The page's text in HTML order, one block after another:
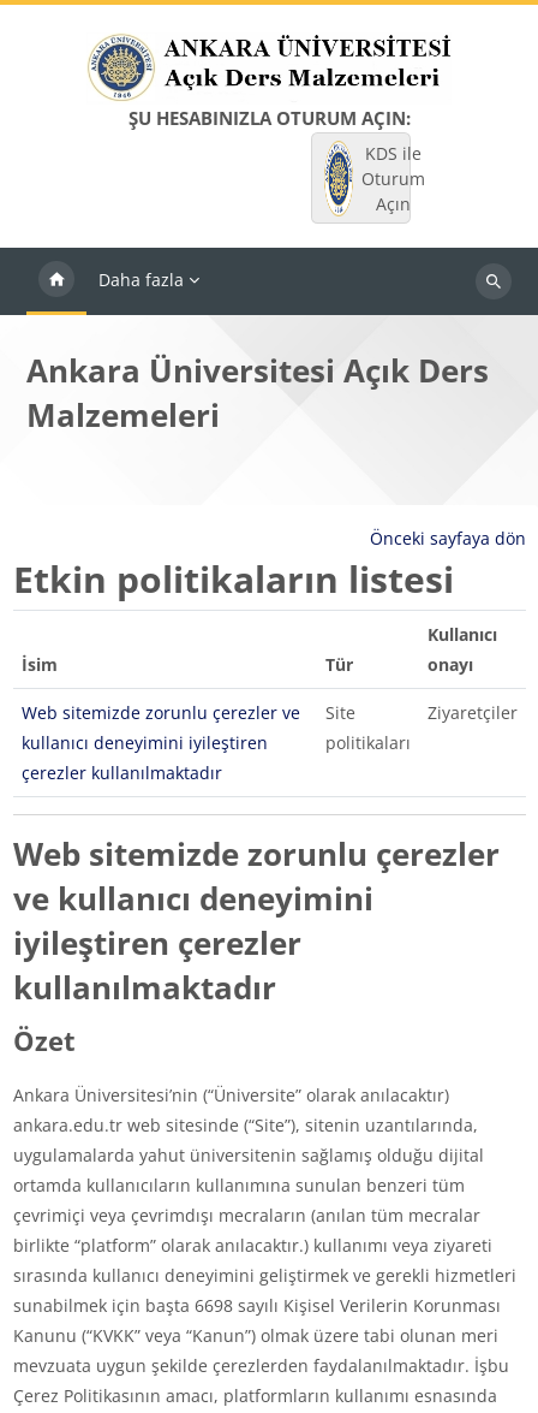
ŞU HESABINIZLA OTURUM AÇIN:
KDS ile
Oturum
Açın
Daha fazla
Dersleri
Ankara Üniversitesi Açık Ders
Malzemeleri
Önceki sayfaya dön
Etkin politikaların listesi
İsim Tür
Kullanıcı
onayı
Web sitemizde zorunlu çerezler ve
kullanıcı deneyimini iyileştiren
çerezler kullanılmaktadır
Site
politikaları
Ziyaretçiler
Web sitemizde zorunlu çerezler
ve kullanıcı deneyimini
iyileştiren çerezler
kullanılmaktadır
Özet
Ankara Üniversitesi’nin (“Üniversite” olarak anılacaktır)
ankara.edu.tr web sitesinde (“Site”), sitenin uzantılarında,
uygulamalarda yahut üniversitenin sağlamış olduğu dijital
ortamda kullanıcıların kullanımına sunulan benzeri tüm
çevrimiçi veya çevrimdışı mecraların (anılan tüm mecralar
birlikte “platform” olarak anılacaktır.) kullanımı veya ziyareti
sırasında kullanıcı deneyimini geliştirmek ve gerekli hizmetleri
sunabilmek için başta 6698 sayılı Kişisel Verilerin Korunması
Kanunu (“KVKK” veya “Kanun”) olmak üzere tabi olunan meri
mevzuata uygun şekilde çerezlerden faydalanılmaktadır. İşbu
Çerez Politikasının amacı, platformların kullanımı esnasında